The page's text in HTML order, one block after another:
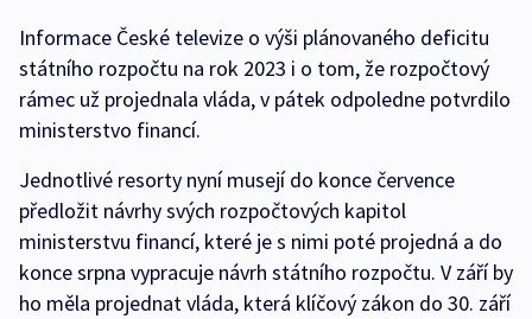
Informace České televize o výši plánovaného deficitu
státního rozpočtu na rok 2023 i o tom, že rozpočtový
rámec už projednala vláda, v pátek odpoledne potvrdilo
ministerstvo financí.
Jednotlivé resorty nyní musejí do konce července
předložit návrhy svých rozpočtových kapitol
ministerstvu financí, které je s nimi poté projedná a do
konce srpna vypracuje návrh státního rozpočtu. V září by
ho měla projednat vláda, která klíčový zákon do 30. září